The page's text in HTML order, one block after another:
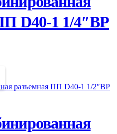
D40-1 1/4″ВР